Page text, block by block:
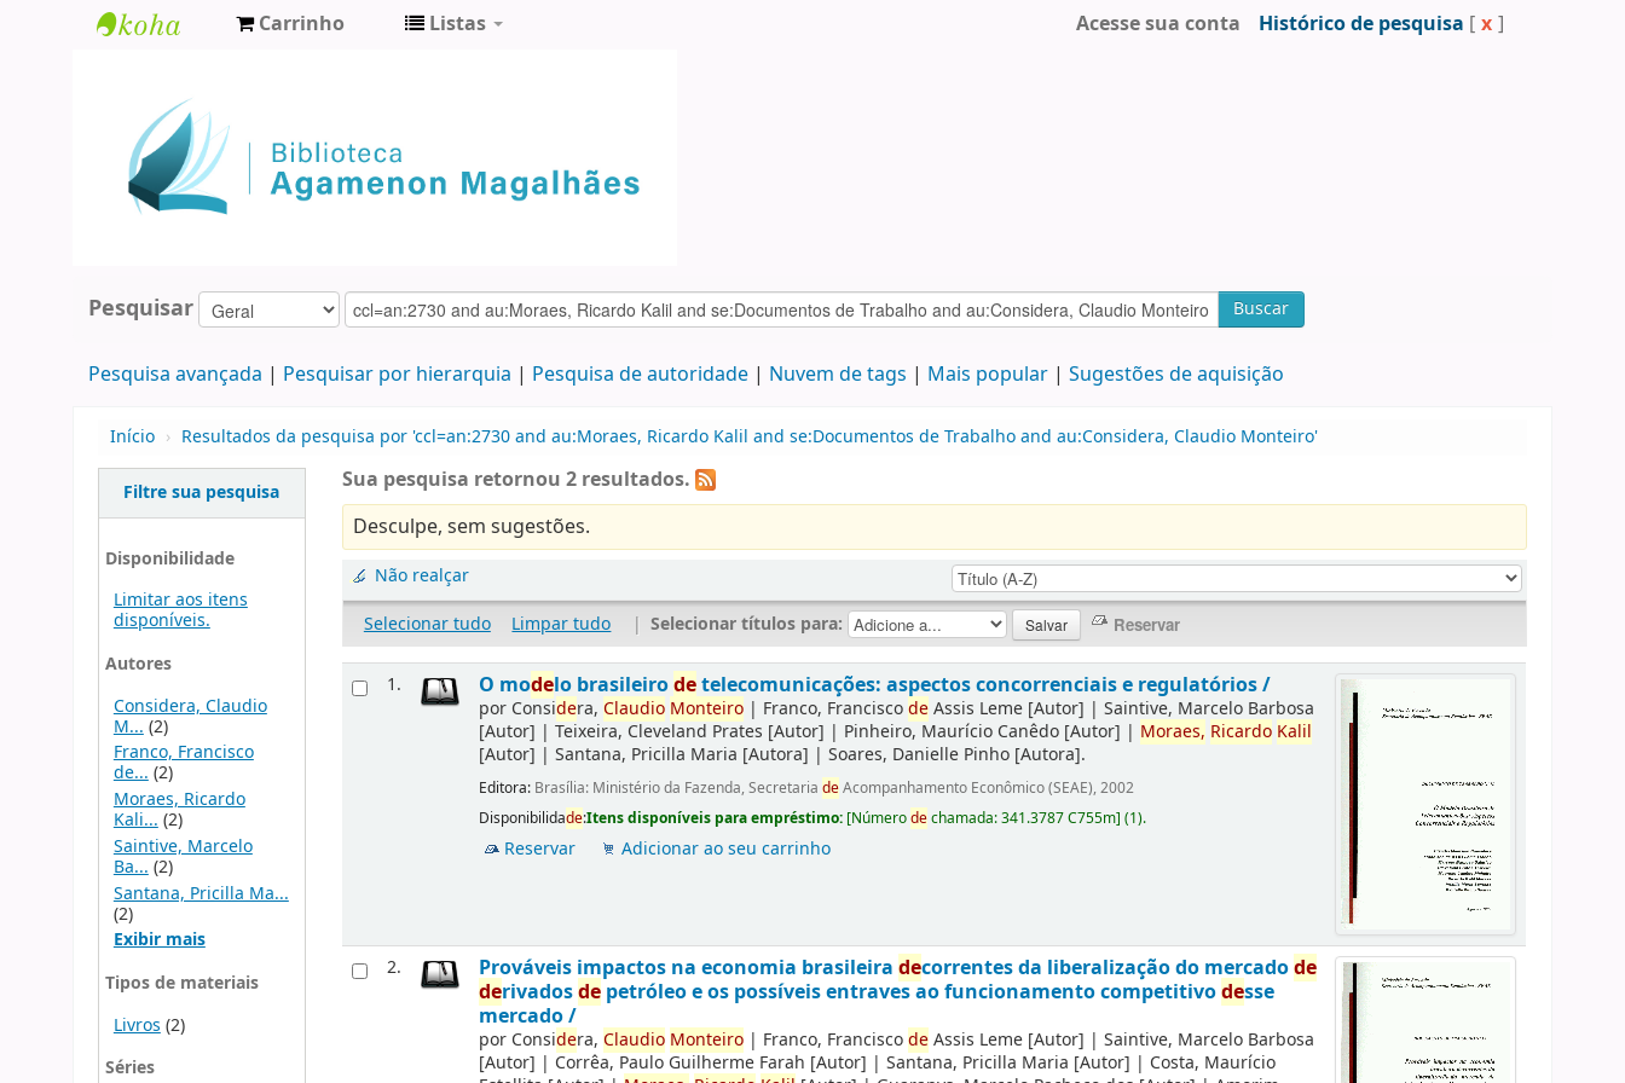
Agamenon
Magalhães
Carrinho Listas Acesse sua conta Histórico de pesquisa [ x ]
Pesquisar Buscar
Pesquisa avançada Pesquisar por hierarquia Pesquisa de autoridade Nuvem de tags Mais popular Sugestões de aquisição
Início › Resultados da pesquisa por 'ccl=an:2730 and au:Moraes, Ricardo Kalil and se:Documentos de Trabalho and au:Considera, Claudio Monteiro'
Filtre sua pesquisa
Disponibilidade
Limitar aos itens
disponíveis.
Autores
Considera, Claudio
M... (2)
Franco, Francisco
de...(2)
Moraes, Ricardo
Kali... (2)
Saintive, Marcelo
Ba... (2)
Santana, Pricilla Ma...
(2)
Exibir mais
Tipos de materiais
Livros (2)
Séries
Sua pesquisa retornou 2 resultados.
Desculpe, sem sugestões.
Não realçar
Selecionar tudo
Limpar tudo | Selecionar títulos para:
1. O modelo brasileirodetelecomunicações: aspectos concorrenciais e regulatórios /
por Considera,Claudio Monteiro | Franco, FranciscodeAssis Leme [Autor] |Saintive, Marcelo Barbosa
[Autor] |Teixeira, Cleveland Prates [Autor] | Pinheiro, Maurício Canêdo [Autor] | Moraes, Ricardo Kalil
[Autor] |Santana, Pricilla Maria [Autora] |Soares, Danielle Pinho [Autora].
Editora: Brasília: Ministério da Fazenda, SecretariadeAcompanhamento Econômico (SEAE), 2002
Disponibilidade:Itens disponíveis para empréstimo: [Númerodechamada:341.3787 C755m](1).
Reservar Adicionar ao seu carrinho
2. Prováveis impactos na economia brasileiradecorrentes da liberalização do mercadode
derivadosde petróleo e os possíveis entraves ao funcionamento competitivodesse
mercado /
por Considera,Claudio Monteiro | Franco, FranciscodeAssis Leme [Autor] |Saintive, Marcelo Barbosa
[Autor] | Corrêa, Paulo Guilherme Farah [Autor] |Santana, Pricilla Maria [Autor] | Costa, Maurício